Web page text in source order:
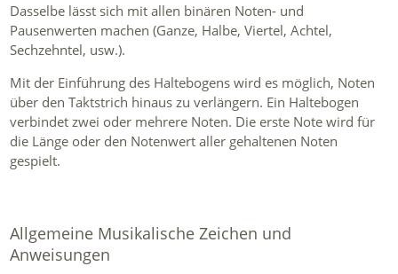
Dasselbe lässt sich mit allen binären Noten- und
Pausenwerten machen (Ganze, Halbe, Viertel, Achtel,
Sechzehntel, usw.).
Mit der Einführung des Haltebogens wird es möglich, Noten
über den Taktstrich hinaus zu verlängern. Ein Haltebogen
verbindet zwei oder mehrere Noten. Die erste Note wird für
die Länge oder den Notenwert aller gehaltenen Noten
gespielt.
Allgemeine Musikalische Zeichen und
Anweisungen